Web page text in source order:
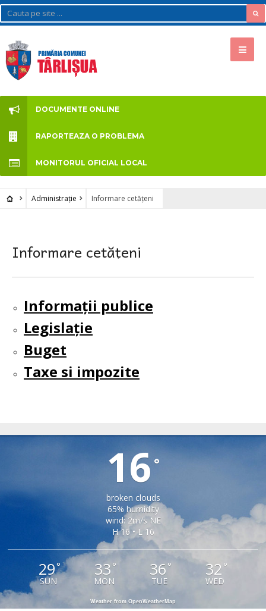
DOCUMENTE ONLINE
RAPORTEAZA O PROBLEMA
MONITORUL OFICIAL LOCAL
Administrație Informare cetățeni
Informare cetățeni
Informații publice
Legislație
Buget
Taxe si impozite
16°
broken clouds
65% humidity
wind: 2m/s NE
H 16 • L 16
29°
SUN
33 °
MON
36 °
TUE
32 °
WED
Weather from OpenWeatherMap